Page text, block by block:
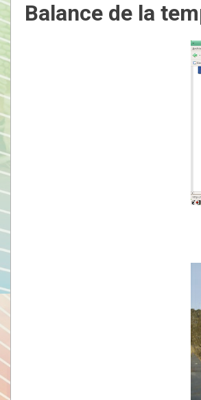
Balance de la